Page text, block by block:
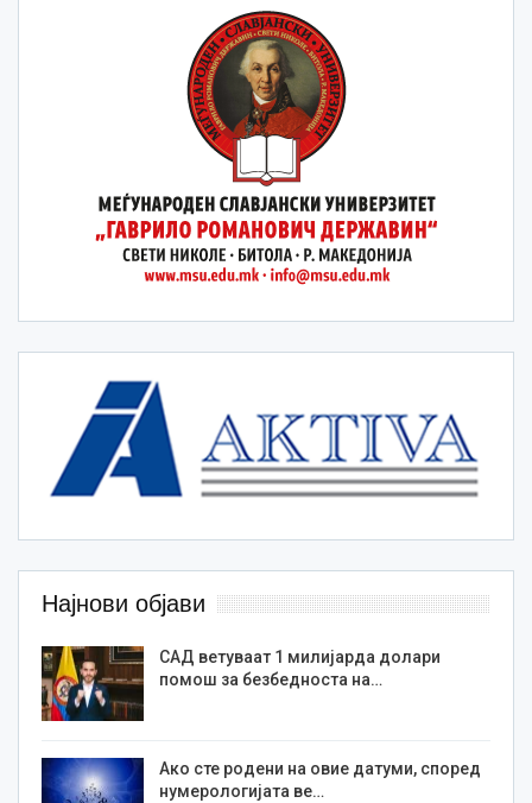
Најнови објави
САД ветуваат 1 милијарда долари
помош за безбедноста на…
Ако сте родени на овие датуми, според
нумерологијата ве…